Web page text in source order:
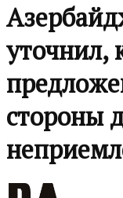
уточнил,
стороны